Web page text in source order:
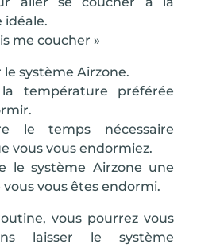
me coucher »
le système Airzone.
la température préférée
letemps nécessaire
vous vous endormiez.
le système Airzone une
vous vous êtes endormi.
vous pourrez vous
laisser le système